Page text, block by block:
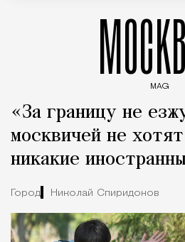
MAG
«За границу не
москвичей не
никакие
Город Николай Спиридонов